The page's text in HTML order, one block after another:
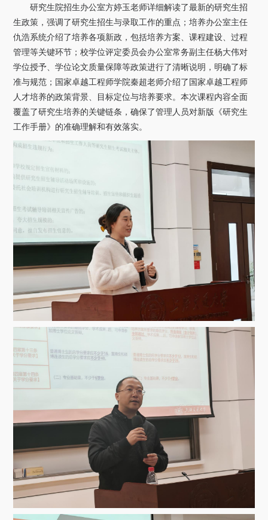
研究生院招生办公室方婷玉老师详细解读了最新的研究生招
生政策，强调了研究生招生与录取工作的重点；培养办公室主任
仇浩系统介绍了培养各项新政，包括培养方案、课程建设、过程
管理等关键环节；校学位评定委员会办公室常务副主任杨大伟对
学位授予、学位论文质量保障等政策进行了清晰说明，明确了标
准与规范；国家卓越工程师学院秦超老师介绍了国家卓越工程师
人才培养的政策背景、目标定位与培养要求。本次课程内容全面
覆盖了研究生培养的关键链条，确保了管理人员对新版《研究生
工作手册》的准确理解和有效落实。